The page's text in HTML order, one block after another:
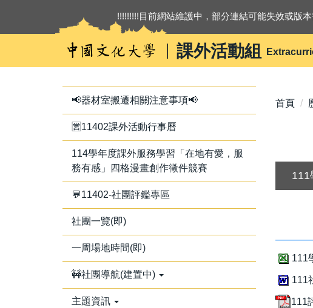
內
課外活動組
!!!!!!!!!目前網站維護中，部分連結可能失效或版
📢器材室搬遷相關注意事項📢
🈺11402課外活動行事曆
114學年度課外服務學習「在地有愛，服
務有感」四格漫畫創作徵件競賽
💬11402-社團評鑑專區
社團一覽(即)
一周場地時間(即)
🚧社團導航(建置中)
主題資訊
首頁
111
111
111
111